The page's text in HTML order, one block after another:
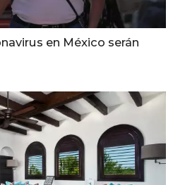
en México serán